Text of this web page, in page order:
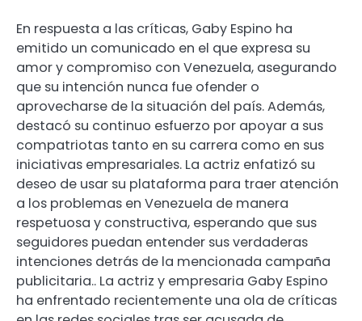
En respuesta a las críticas, Gaby Espino ha
emitido un comunicado en el que expresa su
amor y compromiso con Venezuela, asegurando
que su intención nunca fue ofender o
aprovecharse de la situación del país. Además,
destacó su continuo esfuerzo por apoyar a sus
compatriotas tanto en su carrera como en sus
iniciativas empresariales. La actriz enfatizó su
deseo de usar su plataforma para traer atención
a los problemas en Venezuela de manera
respetuosa y constructiva, esperando que sus
seguidores puedan entender sus verdaderas
intenciones detrás de la mencionada campaña
publicitaria.. La actriz y empresaria Gaby Espino
ha enfrentado recientemente una ola de críticas